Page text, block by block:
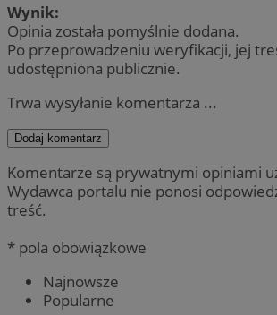
Wynik:
Opinia została pomyślnie dodana.
Po przeprowadzeniu weryfikacji, jej
udostępniona publicznie.
Trwa wysyłanie komentarza ...
Dodaj komentarz
Komentarze są prywatnymi opiniami
Wydawca portalu nie ponosi
treść.
* pola obowiązkowe
Najnowsze
Popularne